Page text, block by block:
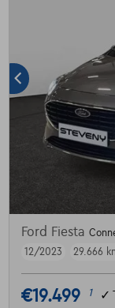
Ford Fiesta
12/2023
29.666
€19.499 1 ✓